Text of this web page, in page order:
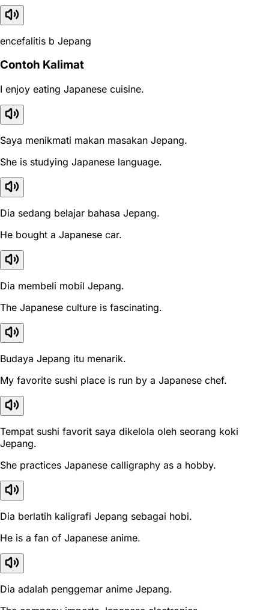
encefalitis b Jepang
Contoh Kalimat
I enjoy eating Japanese cuisine.
Saya menikmati makan masakan Jepang.
She is studying Japanese language.
Dia sedang belajar bahasa Jepang.
He bought a Japanese car.
Dia membeli mobil Jepang.
The Japanese culture is fascinating.
Budaya Jepang itu menarik.
My favorite sushi place is run by a Japanese chef.
Tempat sushi favorit saya dikelola oleh seorang koki
Jepang.
She practices Japanese calligraphy as a hobby.
Dia berlatih kaligrafi Jepang sebagai hobi.
He is a fan of Japanese anime.
Dia adalah penggemar anime Jepang.